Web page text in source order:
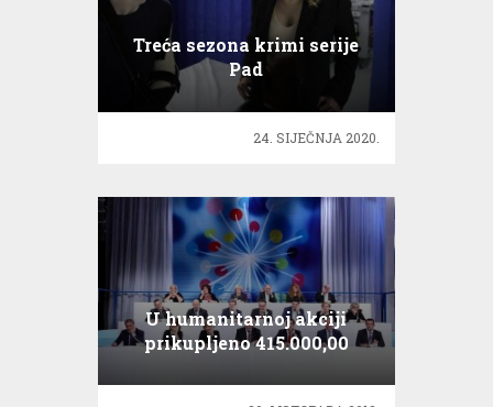
Treća sezona krimi serije
Pad
24. SIJEČNJA 2020.
U humanitarnoj akciji
prikupljeno 415.000,00